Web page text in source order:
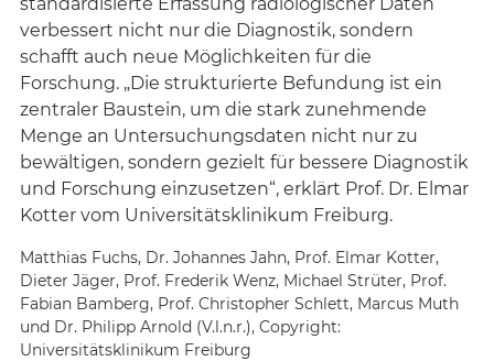
Matthias Fuchs, Dr. Johannes Jahn, Prof. Elmar Kotter,
Dieter Jäger, Prof. Frederik Wenz, Michael Strüter, Prof.
Fabian Bamberg, Prof. Christopher Schlett, Marcus Muth
und Dr. Philipp Arnold (V.l.n.r.), Copyright:
Universitätsklinikum Freiburg